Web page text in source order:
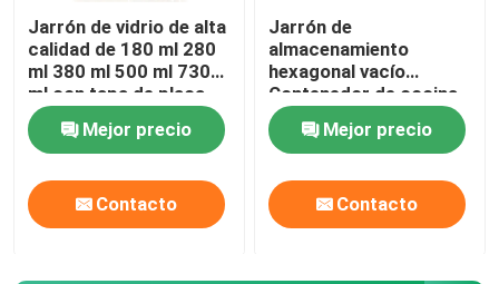
Jarrón de vidrio de alta
calidad de 180 ml 280
ml 380 ml 500 ml 730
ml con tapa de placa
de estaño
Mejor precio
Contacto
Jarrón de
almacenamiento
hexagonal vacío
Contenedor de cocina
de vidrio con tapas
metálicasMejor precio
Contacto